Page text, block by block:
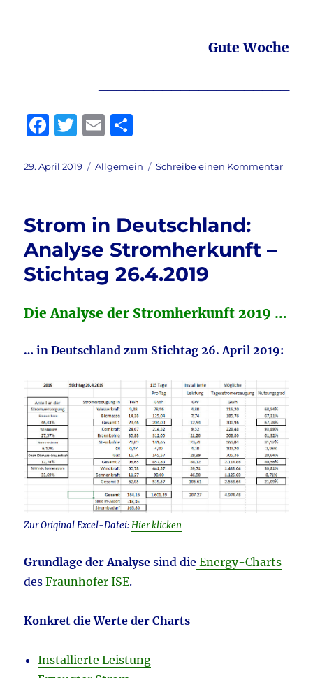
Gute Woche
F
c
b
o
o
k
T
it
r
E
ai le
Veröffentlicht
29. April 2019 Kategorien
Allgemein Schreibe einen Kommentarzu
Strom in Deutschland:
Analyse Stromherkunft –
Stichtag 26.4.2019
Die Analyse der Stromherkunft 2019 …
… in Deutschland zum Stichtag 26. April 2019:
Zur Original Excel-Datei:Hier klicken
Grundlage der Analyse sind die Energy-Charts
desFraunhofer ISE.
Konkret die Werte der Charts
Installierte Leistung